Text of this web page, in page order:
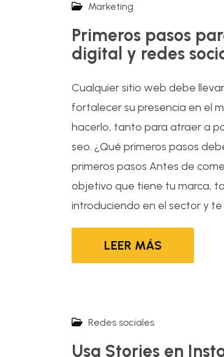
Marketing
Primeros pasos
digital y redes
Cualquier sitio web debe
fortalecer su presencia en el
hacerlo, tanto para atraer a
seo. ¿Qué primeros pasos
primeros pasos Antes de
objetivo que tiene tu marca,
introduciendo en el sector y te
LEER MÁS
Redes sociales
Usa Stories en